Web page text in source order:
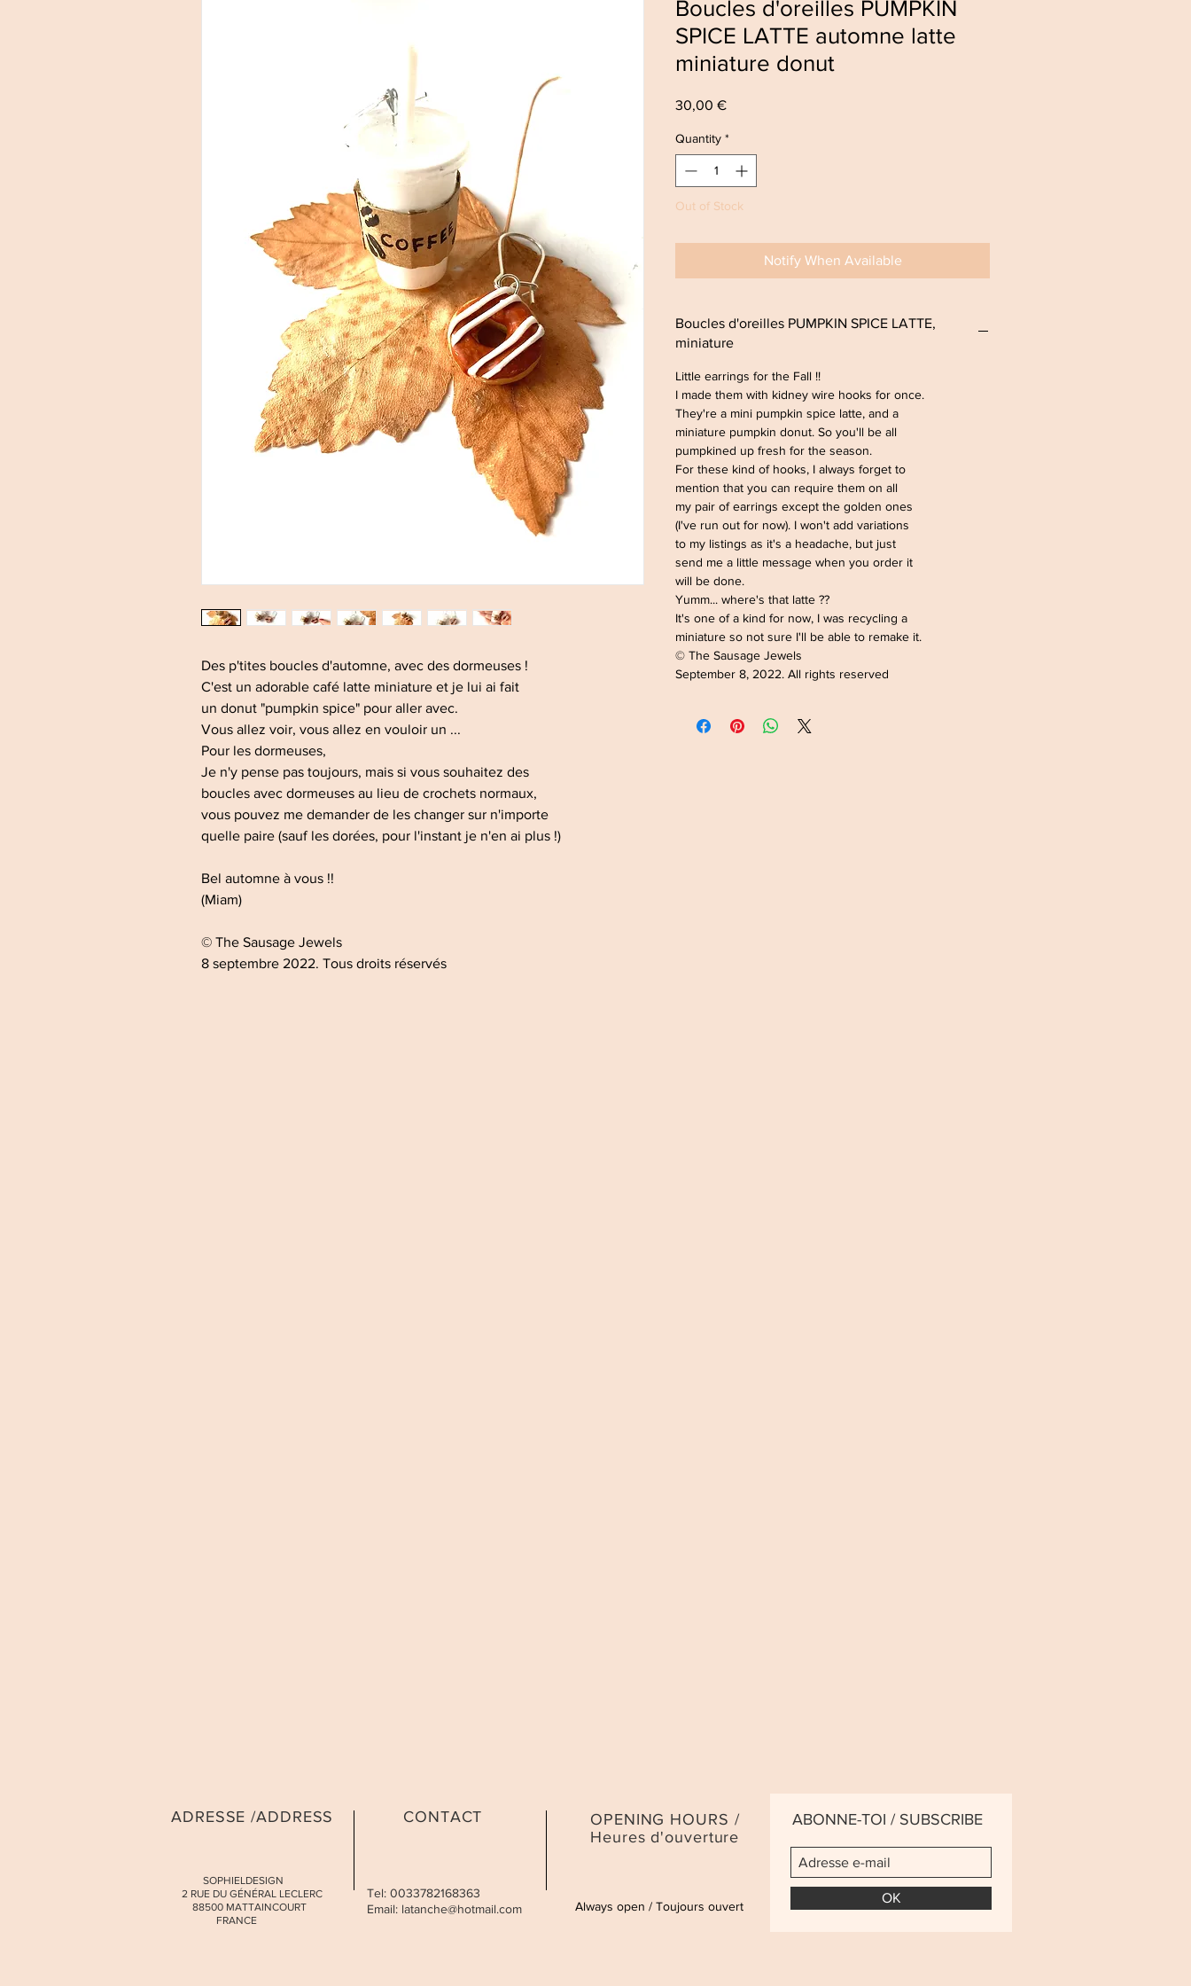
Des p'tites boucles d'automne, avec des dormeuses !
C'est un adorable café latte miniature et je lui ai fait
un donut "pumpkin spice" pour aller avec.
Vous allez voir, vous allez en vouloir un ...
Pour les dormeuses,
Je n'y pense pas toujours, mais si vous souhaitez des
boucles avec dormeuses au lieu de crochets normaux,
vous pouvez me demander de les changer sur n'importe
quelle paire (sauf les dorées, pour l'instant je n'en ai plus !)
Bel automne à vous !!
(Miam)
© The Sausage Jewels
8 septembre 2022. Tous droits réservés
Boucles d'oreilles PUMPKIN
SPICE LATTE automne latte
miniature donut
30,00 €Price
Quantity *
Out of Stock
Notify When Available
Boucles d'oreilles PUMPKIN SPICE LATTE,
miniature
Little earrings for the Fall !!
I made them with kidney wire hooks for once.
They're a mini pumpkin spice latte, and a
miniature pumpkin donut. So you'll be all
pumpkined up fresh for the season.
For these kind of hooks, I always forget to
mention that you can require them on all
my pair of earrings except the golden ones
(I've run out for now). I won't add variations
to my listings as it's a headache, but just
send me a little message when you order it
will be done.
Yumm... where's that latte ??
It's one of a kind for now, I was recycling a
miniature so not sure I'll be able to remake it.
© The Sausage Jewels
September 8, 2022. All rights reserved
ADRESSE /ADDRESS
SOPHIELDESIGN
2 RUE DU GÉNÉRAL LECLERC
88500 MATTAINCOURT
FRANCE
CONTACT
Tel: 0033782168363
Email: latanche@hotmail.com
OPENING HOURS /
Heures d'ouverture
Always open / Toujours ouvert
ABONNE-TOI / SUBSCRIBE
OK